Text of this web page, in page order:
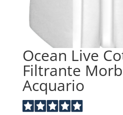
Ocean Live
Filtrante
Acquario